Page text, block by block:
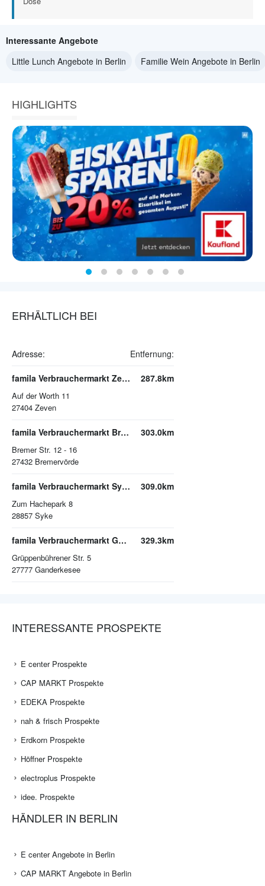
Interessante Angebote
Little Lunch Angebote in Berlin
Familie Wein Angebote in Berlin
HIGHLIGHTS
ERHÄLTLICH BEI
Adresse: Entfernung:
famila Verbrauchermarkt Zeven
Auf der Worth 11
27404 Zeven
287.8km
famila Verbrauchermarkt Bremervörde
Bremer Str. 12 - 16
27432 Bremervörde
303.0km
famila Verbrauchermarkt Syke
Zum Hachepark 8
28857 Syke
309.0km
famila Verbrauchermarkt Ganderkesee
Grüppenbührener Str. 5
27777 Ganderkesee
329.3km
INTERESSANTE PROSPEKTE
E center Prospekte
CAP MARKT Prospekte
EDEKA Prospekte
nah & frisch Prospekte
Erdkorn Prospekte
Höffner Prospekte
electroplus Prospekte
idee. Prospekte
HÄNDLER IN BERLIN
E center Angebote in Berlin
CAP MARKT Angebote in Berlin